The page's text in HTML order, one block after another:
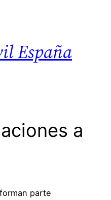
España
a
parte